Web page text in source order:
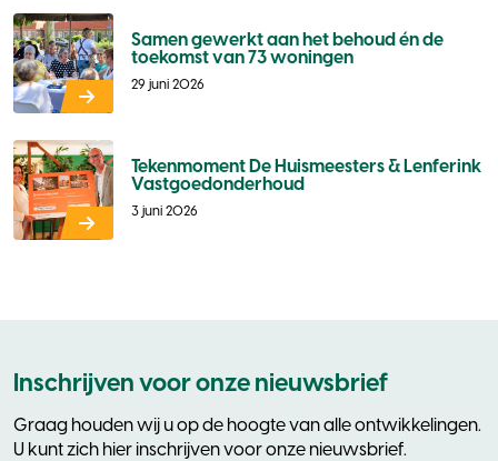
Samen gewerkt aan het behoud én de
toekomst van 73 woningen
29 juni 2026
Tekenmoment De Huismeesters & Lenferink
Vastgoedonderhoud
3 juni 2026
Inschrijven voor onze nieuwsbrief
Graag houden wij u op de hoogte van alle ontwikkelingen.
U kunt zich hier inschrijven voor onze nieuwsbrief.